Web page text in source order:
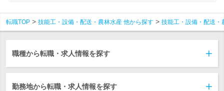
転職TOP 技能工・設備・配送・農林水産 他から探す 技能工・設備・配送・
職種から転職・求人情報を探す
勤務地から転職・求人情報を探す